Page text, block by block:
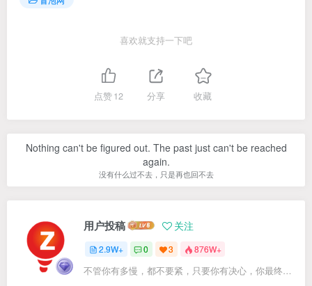
喜欢就支持一下吧
点赞12 分享 收藏
Nothing can't be figured out. The past just can't be reached
again.
没有什么过不去，只是再也回不去
用户投稿 关注
2.9W+ 0 3 876W+
不管你有多慢，都不要紧，只要你有决心，你最终都会到达想去的地方